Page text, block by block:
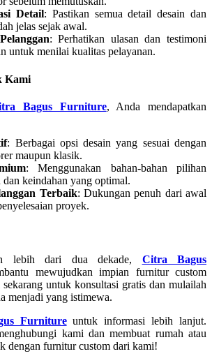
Detail: Pastikan semua detail desain dan
jelas sejak awal.
: Perhatikan ulasan dan testimoni
untuk menilai kualitas pelayanan.
Kami
Bagus Furniture, Anda mendapatkan
: Berbagai opsi desain yang sesuai dengan
maupun klasik.
: Menggunakan bahan-bahan pilihan
keindahan yang optimal.
Terbaik: Dukungan penuh dari awal
proyek.
lebih dari dua dekade, Citra Bagus
mewujudkan impian furnitur custom
untuk konsultasi gratis dan mulailah
menjadi yang istimewa.
Furnitureuntuk informasi lebih lanjut.
kami dan membuat rumah atau
dengan furnitur custom dari kami!